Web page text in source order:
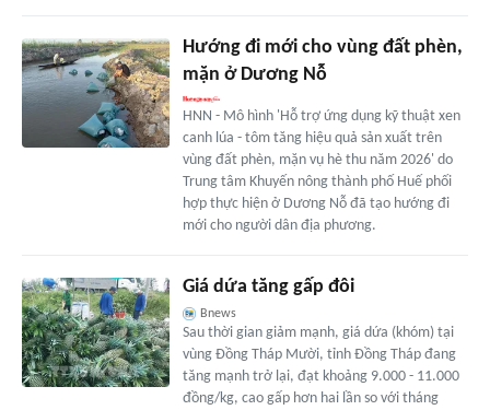
Hướng đi mới cho vùng đất phèn,
mặn ở Dương Nỗ
HNN - Mô hình 'Hỗ trợ ứng dụng kỹ thuật xen
canh lúa - tôm tăng hiệu quả sản xuất trên
vùng đất phèn, mặn vụ hè thu năm 2026' do
Trung tâm Khuyến nông thành phố Huế phối
hợp thực hiện ở Dương Nỗ đã tạo hướng đi
mới cho người dân địa phương.
Giá dứa tăng gấp đôi
Bnews
Sau thời gian giảm mạnh, giá dứa (khóm) tại
vùng Đồng Tháp Mười, tỉnh Đồng Tháp đang
tăng mạnh trở lại, đạt khoảng 9.000 - 11.000
đồng/kg, cao gấp hơn hai lần so với tháng